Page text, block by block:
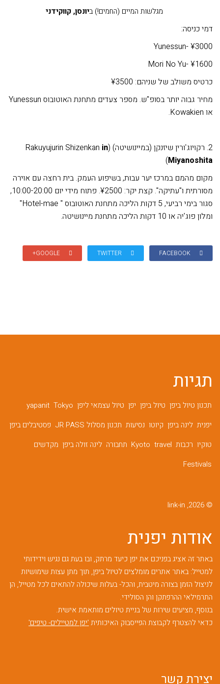
מגלשות המיים (החמים!) ביונסן, קווקידני
דמי כניסה:
Yunessun- ¥3000
Mori No Yu- ¥1600
כרטיס משולב של שניהם: ¥3500
מחיר גבוה יותר בסופ"ש. מספר צעדים מתחנת האוטובוס Yunessun
או Kowakien.
2. רקויוג'ורין שיזנקן (במיינושיטה) (Rakuyujurin Shizenkan
in
Miyanoshita
)
מקום מהמם במרכז יער עבות, בשיפוע העמק. בית רחצה עם אוירה
מסורתית ו"עתיקה". קצת יקר: ¥2500. פתוח מידי יום 10:00-20:00,
סגור בימי רביעי, 5 דקות הליכה מתחנת האוטובוס " Hotel-mae"
ומלון פוג'יה או 10 דקות הליכה מתחנת מיינושיטה.
FACEBOOK
TWITTER
GOOGLE+
תגיות
תכנון טיול ביפן טיול ביפן יפן טיול עצמאי ליפן Tokyo
yapanit
יפנית לינה ביפן קיוטו נסיעות תכנון מסלול JR PASS
פסטיבלים ביפן
טוקיו רכבות travel
Kyoto תחבורה לינה זולה ביפן מקדשים
Festivals
© 2026, link-in
אודות יפנית
באתר זה אציג בפניכם את יפן כיעד מרתק, ובו בעת גם נגיש וידידותי
למטייל: באתר אתרים מומלצים לטיול ביפן, תוך מתן עצות שימושיות
לניצול הזמן בצורה מיטבית, והכל- בעלות שיכולה להתאים לכל מטייל, הן
התרמילאי ההרפתקן והן הסולידי.
בנוסף, מציעים שירות של בניית טיולים מותאמת אישית.
כדאי להצטרף לקבוצת הפייסבוק האיכותית 'יפן למטיילים- טיפים'
יצירת קשר